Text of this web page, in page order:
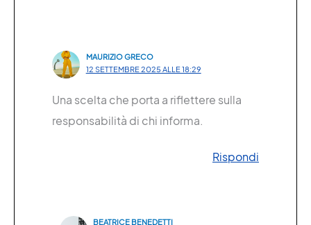
MAURIZIO GRECO
12 SETTEMBRE 2025 ALLE 18:29
Una scelta che porta a riflettere sulla
responsabilità di chi informa.
Rispondi
BEATRICE BENEDETTI